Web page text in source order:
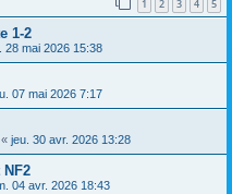
1 2 3 4 5
1-2
28 mai 2026 15:38
07 mai 2026 7:17
« jeu. 30 avr. 2026 13:28
04 avr. 2026 18:43